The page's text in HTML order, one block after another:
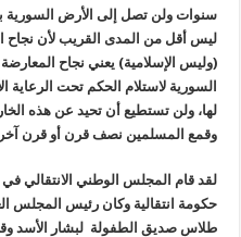
سنوات ولن تصل إلى الأرض السورية
ليس أقل من المدى القريب لأن نجاح
(وليس الإسلامية) يعني نجاح المعارضة
السورية لاستلام الحكم تحت
لها، ولن تستطيع أن تحيد عن هذه
وقمع المسلمين نصف قرن أو قرن
لقد قام المجلس الوطني الانتقالي
حكومة انتقالية وكان رئيس المجلس
طلاس صديق الطفولة لبشار الأسد